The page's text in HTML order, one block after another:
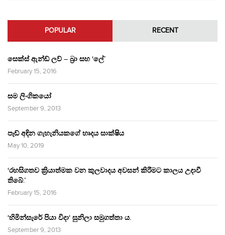
POPULAR RECENT
සෙක්ස් ඇන්ඩ් ලව් – බ්‍රා සහ ‘ලේ’
February 15, 2016
සම ලිංගිකයෝ
September 9, 2013
පෑඩ් අඳින ගැහැනියකගේ හෘදය සාක්ෂිය
May 10, 2019
‘රහසිගතව ක්‍රියාත්මක වන කුලවාදය අවසන් කිරීමට කාලය උදාවී
තිබේ.’
February 15, 2016
‘හිමින්සැරේ පියා විදා‘ සුනිලා සමුගත්තා ය.
September 9, 2013